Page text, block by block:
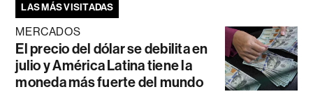
LAS MÁS VISITADAS
MERCADOS
El precio del dólar se debilita en
julio y América Latina tiene la
moneda más fuerte del mundo